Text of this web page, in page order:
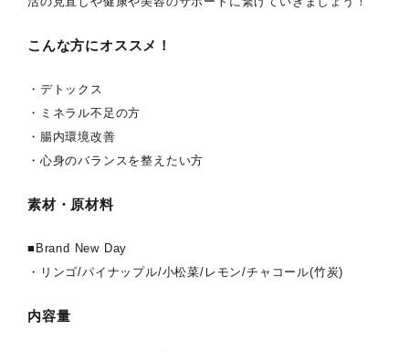
こんな方にオススメ！
・デトックス
・ミネラル不足の方
・腸内環境改善
・心身のバランスを整えたい方
素材・原材料
■Brand New Day
・リンゴ/パイナップル/小松菜/レモン/チャコール(竹炭)
内容量